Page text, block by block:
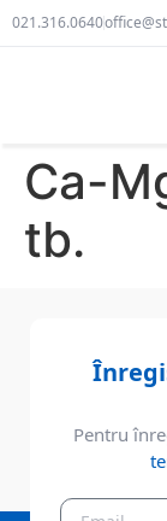
021.316.0640
Ca-
tb.
Pentru